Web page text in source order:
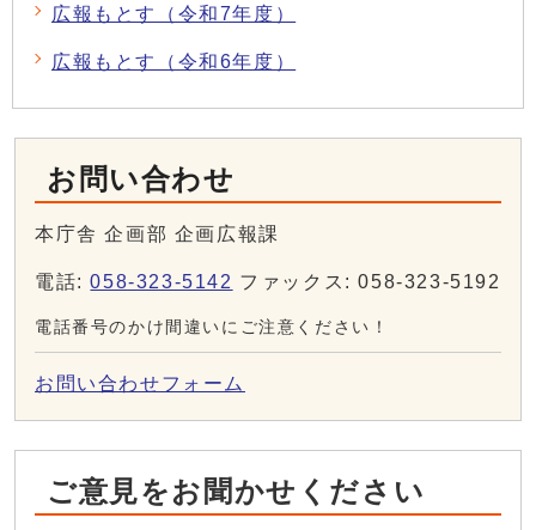
広報もとす（令和7年度）
広報もとす（令和6年度）
お問い合わせ
本庁舎 企画部 企画広報課
電話:058-323-5142 ファックス: 058-323-5192
電話番号のかけ間違いにご注意ください！
お問い合わせフォーム
ご意見をお聞かせください